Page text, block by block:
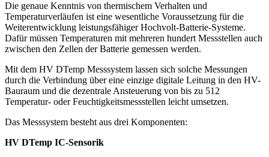
Die genaue Kenntnis von thermischem Verhalten und
Temperaturverläufen ist eine wesentliche Voraussetzung für die
Weiterentwicklung leistungsfähiger Hochvolt-Batterie-Systeme.
Dafür müssen Temperaturen mit mehreren hundert Messstellen auch
zwischen den Zellen der Batterie gemessen werden.
Mit dem HV DTemp Messsystem lassen sich solche Messungen
durch die Verbindung über eine einzige digitale Leitung in den HV-
Bauraum und die dezentrale Ansteuerung von bis zu 512
Temperatur- oder Feuchtigkeitsmessstellen leicht umsetzen.
Das Messsystem besteht aus drei Komponenten:
HV DTemp IC-Sensorik